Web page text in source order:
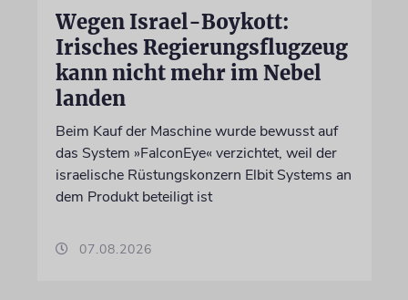
Wegen Israel-Boykott:
Irisches Regierungsflugzeug
kann nicht mehr im Nebel
landen
Beim Kauf der Maschine wurde bewusst auf
das System »FalconEye« verzichtet, weil der
israelische Rüstungskonzern Elbit Systems an
dem Produkt beteiligt ist
07.08.2026